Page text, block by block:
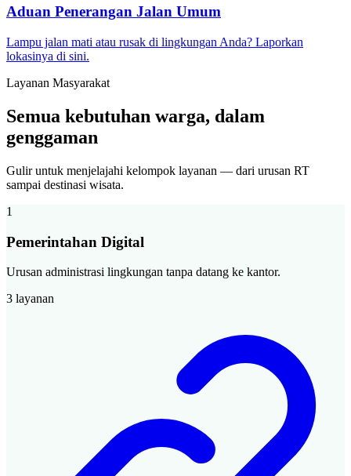
Aduan Penerangan Jalan Umum
Lampu jalan mati atau rusak di lingkungan Anda? Laporkan
lokasinya di sini.
Layanan Masyarakat
Semua kebutuhan warga, dalam
genggaman
Gulir untuk menjelajahi kelompok layanan — dari urusan RT
sampai destinasi wisata.
1
Pemerintahan Digital
Urusan administrasi lingkungan tanpa datang ke kantor.
3 layanan